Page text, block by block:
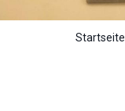
Startseite